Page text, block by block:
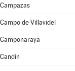
Campazas
Campo de Villavidel
Camponaraya
Candín